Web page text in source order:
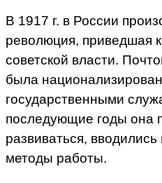
В 1917 г. в России
революция, приведшая
советской власти.
была
государственными
последующие годы она
развиваться,
методы работы.